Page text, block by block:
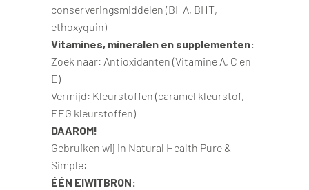
conserveringsmiddelen (BHA, BHT,
ethoxyquin)
Vitamines, mineralen en supplementen:
Zoek naar: Antioxidanten (Vitamine A, C en
E)
Vermijd: Kleurstoffen (caramel kleurstof,
EEG kleurstoffen)
DAAROM!
Gebruiken wij in Natural Health Pure &
Simple:
ÉÉN EIWITBRON: